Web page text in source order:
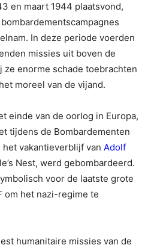
en maart 1944 plaatsvond,
In deze periode voerden
missies uit boven de
ze enorme schade toebrachten
moreel van de vijand.
einde van de oorlog in Europa,
tijdens de Bombardementen
vakantieverblijf van Adolf
Nest, werd gebombardeerd.
voor de laatste grote
om het nazi-regime te
humanitaire missies van de